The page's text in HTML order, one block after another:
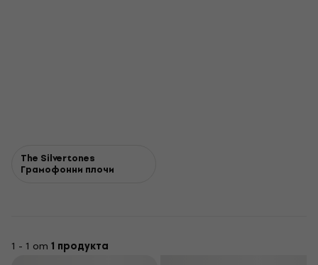
The Silvertones
Грамофонни плочи
1 - 1 от 1 продукта